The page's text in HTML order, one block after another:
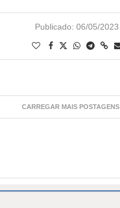
Publicado: 06/05/2023
CARREGAR MAIS POSTAGENS